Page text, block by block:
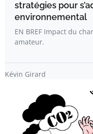
stratégies pour
environnemental
EN BREF Impact du
amateur.
Kévin Girard